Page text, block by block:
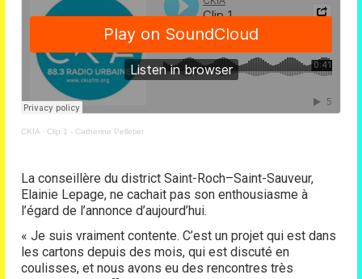
CKIA · Clip 1 - Catherine Pelletier
La conseillère du district Saint-Roch–Saint-Sauveur,
Elainie Lepage, ne cachait pas son enthousiasme à
l’égard de l’annonce d’aujourd’hui.
« Je suis vraiment contente. C’est un projet qui est dans
les cartons depuis des mois, qui est discuté en
coulisses, et nous avons eu des rencontres très